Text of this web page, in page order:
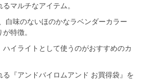
マルチなアイテム。
白味のないほのかなラベンダーカラー
特徴。
イライトとして使うのがおすすめのカ
『アンドバイロムアンド お買得袋』を